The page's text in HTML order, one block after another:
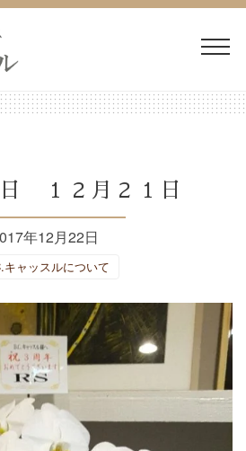
長期療養ケア
ドッグラン
ブログ
１２月２１日
年12月22日
キャッスルについて